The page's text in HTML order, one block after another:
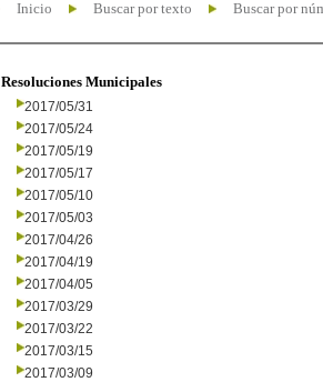
Inicio Buscar por texto Buscar por
Resoluciones Municipales
2017/05/31
2017/05/24
2017/05/19
2017/05/17
2017/05/10
2017/05/03
2017/04/26
2017/04/19
2017/04/05
2017/03/29
2017/03/22
2017/03/15
2017/03/09